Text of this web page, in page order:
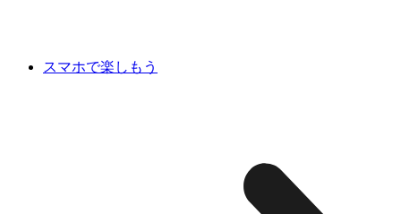
スマホで楽しもう